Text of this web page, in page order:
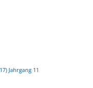
Jahrgang 11